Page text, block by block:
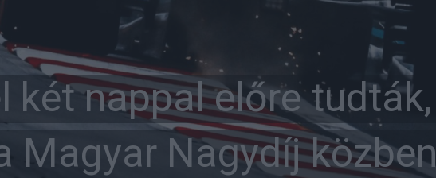
két nappal előre tudták,
Magyar Nagydíj közben